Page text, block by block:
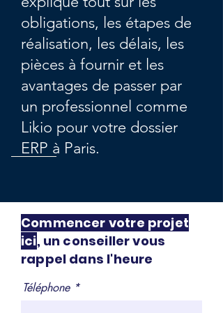
obligations, les étapes de
réalisation, les délais, les
pièces à fournir et les
avantages de passer par
un professionnel comme
Likio pour votre dossier
ERP à Paris.
Commencer votre projet
ici, un conseiller vous
rappel dans l'heure
Téléphone